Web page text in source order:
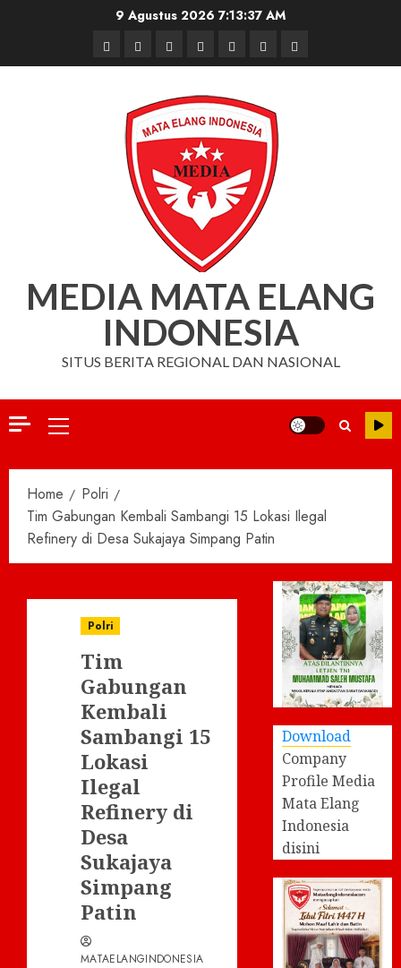
9 Agustus 2026 7:13:37 AM
BerandaNasionalDaerahHukum
dan
Kriminal
Pendidikan
Box
Redaksi
Iklan
MEDIA MATA ELANG
INDONESIA
SITUS BERITA REGIONAL DAN NASIONAL
Primary
Home
Polri
Tim Gabungan Kembali Sambangi 15 Lokasi Ilegal
Refinery di Desa Sukajaya Simpang Patin
Polri
Tim
Gabungan
Kembali
Sambangi 15
Lokasi
Ilegal
Refinery di
Desa
Sukajaya
Simpang
Patin
MATAELANGINDONESIA
Download
Company
Profile Media
Mata Elang
Indonesia
disini